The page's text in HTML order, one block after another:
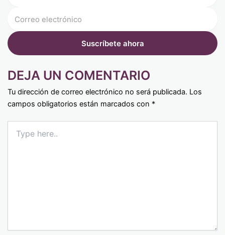
DEJA UN COMENTARIO
Tu dirección de correo electrónico no será publicada. Los
campos obligatorios están marcados con *
here..